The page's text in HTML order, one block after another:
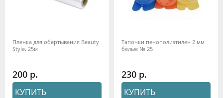
Пленка для обертывания Beauty
Style, 25м
200
КУПИТЬ
Тапочки пенополиэтилен 2 мм
белые № 25
230
КУПИТЬ